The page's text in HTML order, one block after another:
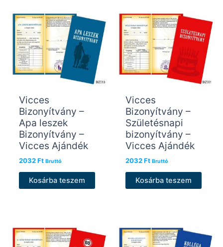
Vicces
Bizonyítvány –
Apa leszek
Bizonyítvány –
Vicces Ajándék
2032Ft Bruttó
Kosárba teszem
Vicces
Bizonyítvány –
Születésnapi
bizonyítvány –
Vicces Ajándék
2032Ft Bruttó
Kosárba teszem